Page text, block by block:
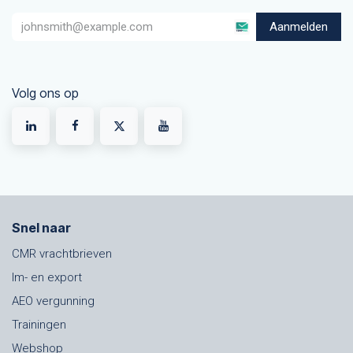
Aanmelden
Volg ons op
Snel naar
CMR vrachtbrieven
Im- en export
AEO vergunning
Trainingen
Webshop